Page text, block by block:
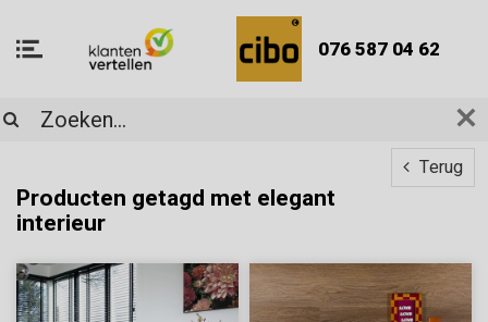
076 587 04 62
Terug
Producten getagd met elegant
interieur